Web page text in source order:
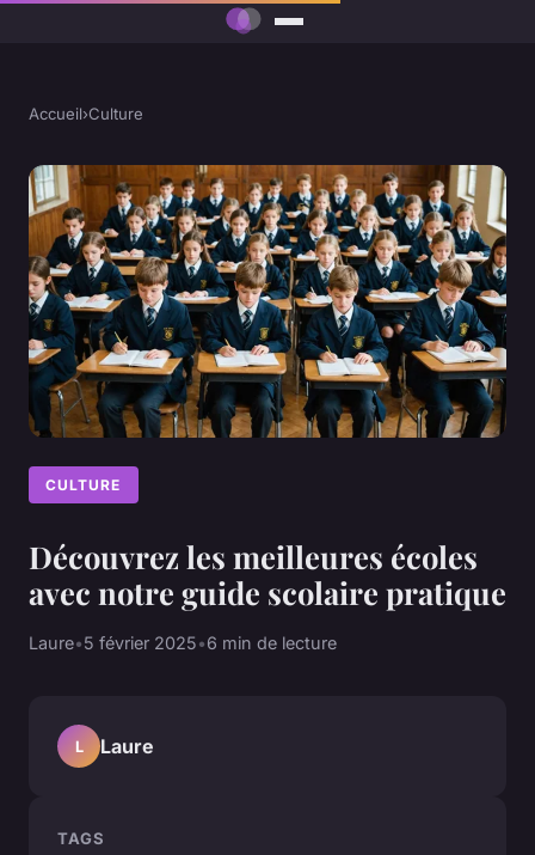
Accueil›Culture
CULTURE
Découvrez les meilleures écoles
avec notre guide scolaire pratique
Laure•5 février 2025•6 min de lecture
L Laure
TAGS